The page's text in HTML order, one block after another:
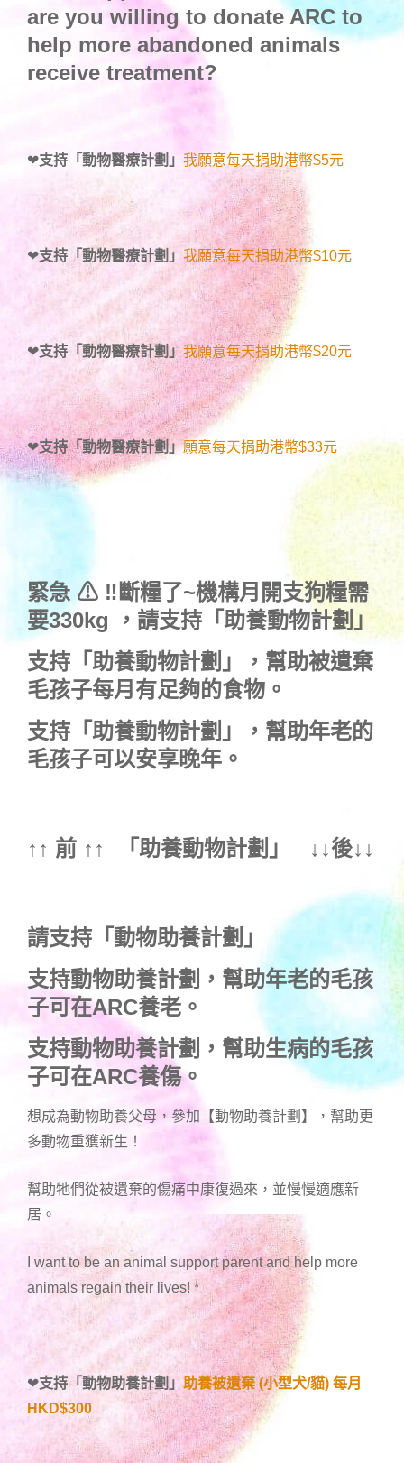
are you willing to donate ARC to
help more abandoned animals
receive treatment?
❤支持「動物醫療計劃」 我願意每天捐助港幣$5元
❤支持「動物醫療計劃」 我願意每天捐助港幣$10元
❤支持「動物醫療計劃」 我願意每天捐助港幣$20元
❤支持「動物醫療計劃」願意每天捐助港幣$33元
緊急 ⚠ ‼斷糧了~機構月開支狗糧需
要330kg ， 請支持「助養動物計劃」
支持 「助養動物計劃」
，幫助被遺棄
毛孩子每月有足夠的食物。
支持 「助養動物計劃」
，幫助年老的
毛孩子可以安享晚年。
↑↑ 前 ↑↑ 「助養動物計劃 」 ↓↓後↓↓
請支持「動物助養計劃」
支持動物助養計劃，幫助年老的毛孩
子可在ARC養老。
支持動物助養計劃，幫助生病的毛孩
子可在ARC養傷。
想成為動物助養父母，參加【動物助養計劃】，幫助更
多動物重獲新生！
幫助牠們從被遺棄的傷痛中康復過來，並慢慢適應新
居。
I want to be an animal support parent and help more
animals regain their lives! *
❤支持「動物助養計劃 」 助養被遺棄 (小型犬/貓) 每月
HKD$300